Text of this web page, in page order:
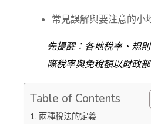
常見誤解與要注意的小
先提醒：各地稅率、規
際稅率與免稅額以財政
Table of Contents
兩種稅法的定義